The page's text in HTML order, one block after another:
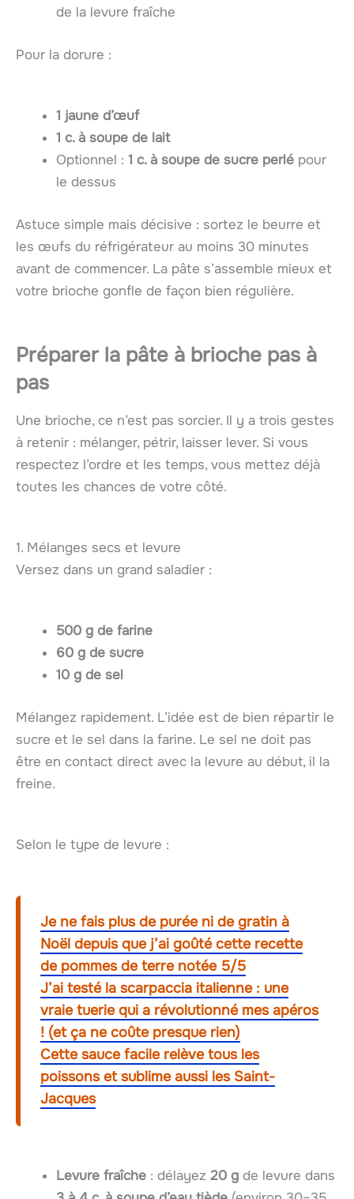
de la levure fraîche
Pour la dorure :
1 jaune d’œuf
1 c. à soupe de lait
Optionnel : 1 c. à soupe de sucre perlé pour
le dessus
Astuce simple mais décisive : sortez le beurre et
les œufs du réfrigérateur au moins 30 minutes
avant de commencer. La pâte s’assemble mieux et
votre brioche gonfle de façon bien régulière.
Préparer la pâte à brioche pas à
pas
Une brioche, ce n’est pas sorcier. Il y a trois gestes
à retenir : mélanger, pétrir, laisser lever. Si vous
respectez l’ordre et les temps, vous mettez déjà
toutes les chances de votre côté.
1. Mélanges secs et levure
Versez dans un grand saladier :
500 g de farine
60 g de sucre
10 g de sel
Mélangez rapidement. L’idée est de bien répartir le
sucre et le sel dans la farine. Le sel ne doit pas
être en contact direct avec la levure au début, il la
freine.
Selon le type de levure :
Je ne fais plus de purée ni de gratin à
Noël depuis que j’ai goûté cette recette
de pommes de terre notée 5/5
J’ai testé la scarpaccia italienne : une
vraie tuerie qui a révolutionné mes apéros
! (et ça ne coûte presque rien)
Cette sauce facile relève tous les
poissons et sublime aussi les Saint-
Jacques
Levure fraîche : délayez 20 g de levure dans